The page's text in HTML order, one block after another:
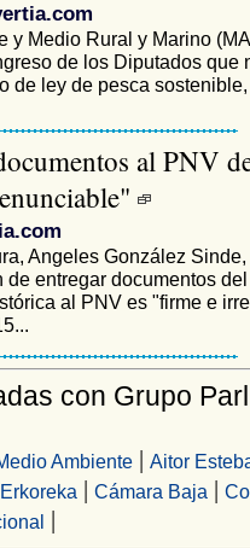
y Medio Rural y Marino
de los Diputados que
de ley de pesca
al PNV
Angeles González
entregar documentos
al PNV es "firme e
con Grupo
Ambiente| Aitor
| Cámara Baja |
|